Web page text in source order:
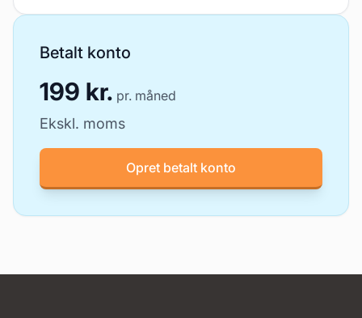
Betalt konto
199 kr. pr. måned
Ekskl. moms
Opret betalt konto